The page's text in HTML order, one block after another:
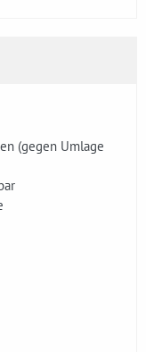
(gegen Umlage